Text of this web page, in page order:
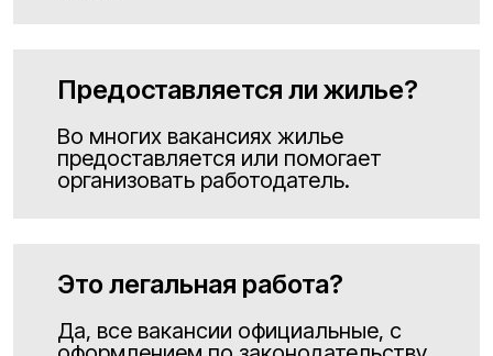
Предоставляется ли жилье?
Во многих вакансиях жилье
предоставляется или помогает
организовать работодатель.
Это легальная работа?
Да, все вакансии официальные, с